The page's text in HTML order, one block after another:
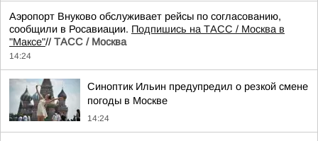
Аэропорт Внуково обслуживает рейсы по согласованию,
сообщили в Росавиации. Подпишись на ТАСС / Москва в
"Максе"// ТАСС / Москва
14:24
Синоптик Ильин предупредил о резкой смене
погоды в Москве
14:24